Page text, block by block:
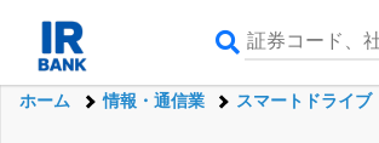
ホーム 情報・通信業 スマートドライブ